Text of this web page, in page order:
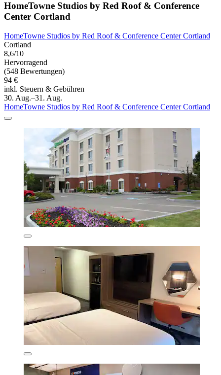
HomeTowne Studios by Red Roof & Conference
Center Cortland
HomeTowne Studios by Red Roof & Conference Center Cortland
Cortland
8,6/10
Hervorragend
(548 Bewertungen)
94 €
inkl. Steuern & Gebühren
30. Aug.–31. Aug.
HomeTowne Studios by Red Roof & Conference Center Cortland